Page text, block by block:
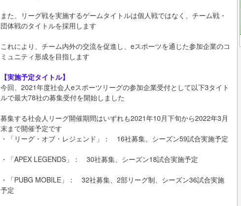
また、リーグ戦を実施するゲームタイトルは個人戦ではなく、チーム戦・
団体戦のタイトルを採用します
これにより、チーム内外の交流を促進し、eスポーツを通じた参加企業のコ
ミュニティ形成を目指します
【実施予定タイトル】
今回、2021年度社会人eスポーツリーグの参加企業受付として以下3タイト
ルで最大78社の募集受付を開始しました
募集する社会人リーグ開催期間はいずれも2021年10月下旬から2022年3月
末まで開催予定です
・「リーグ・オブ・レジェンド」： 16社募集、シーズン59試合実施予定
・「APEX LEGENDS」： 30社募集、シーズン18試合実施予定
・「PUBG MOBILE」： 32社募集、2部リーグ制、シーズン36試合実施
予定